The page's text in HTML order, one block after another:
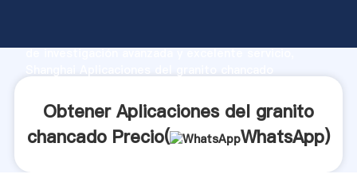
de investigación avanzada y excelente servicio,
clientes.
Obtener Aplicaciones del granito
chancado Precio(
WhatsApp)